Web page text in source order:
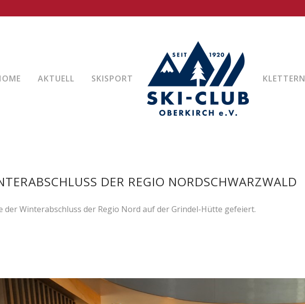
AKTUELL SKISPORT KLETTERN
DER REGIO NORDSCHWARZWALD
der Winterabschluss der Regio Nord auf der Grindel-Hütte gefeiert.